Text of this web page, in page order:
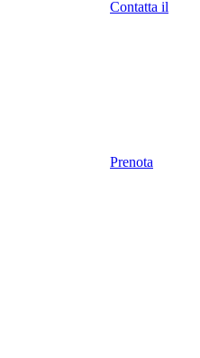
Contatta il
Prenota